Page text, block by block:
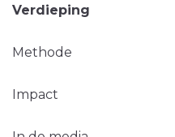
Verdieping
Methode
Impact